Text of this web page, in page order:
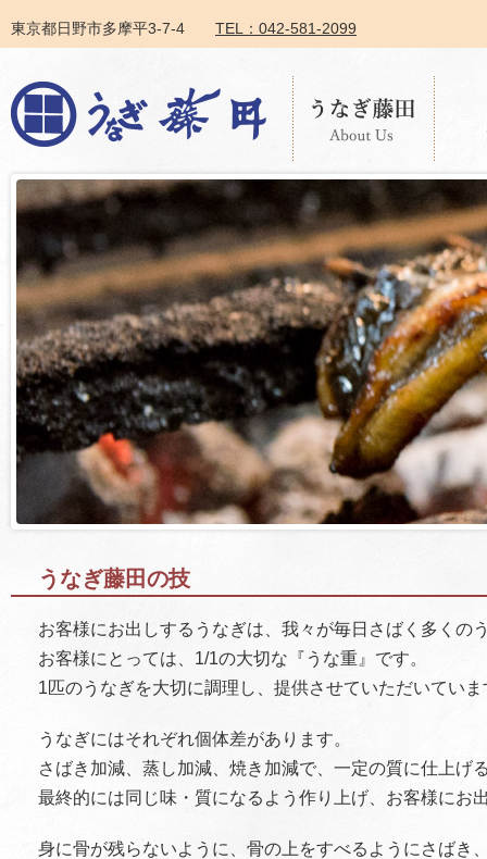
東京都日野市多摩平3-7-4 TEL：042-581-2099
うなぎ藤田の技
お客様にお出しするうなぎは、我々が毎日さばく多くの
お客様にとっては、1/1の大切な『うな重』です。
1匹のうなぎを大切に調理し、提供させていただいていま
うなぎにはそれぞれ個体差があります。
さばき加減、蒸し加減、焼き加減で、一定の質に仕上げ
最終的には同じ味・質になるよう作り上げ、お客様にお
身に骨が残らないように、骨の上をすべるようにさばき